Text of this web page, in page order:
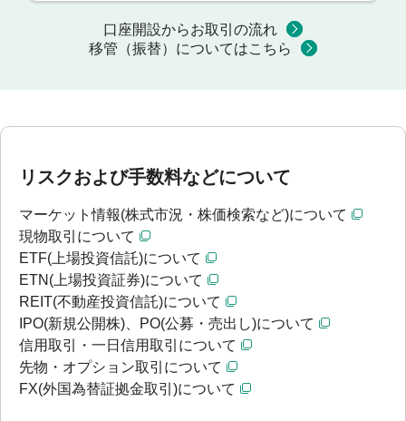
口座開設からお取引の流れ
移管（振替）についてはこちら
リスクおよび手数料などについて
マーケット情報(株式市況・株価検索など)について
現物取引について
ETF(上場投資信託)について
ETN(上場投資証券)について
REIT(不動産投資信託)について
IPO(新規公開株)、PO(公募・売出し)について
信用取引・一日信用取引について
先物・オプション取引について
FX(外国為替証拠金取引)について